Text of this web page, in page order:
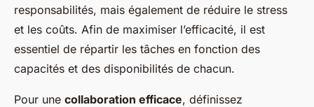
responsabilités, mais également de réduire le stress
et les coûts. Afin de maximiser l’efficacité, il est
essentiel de répartir les tâches en fonction des
capacités et des disponibilités de chacun.
Pour une collaboration efficace, définissez